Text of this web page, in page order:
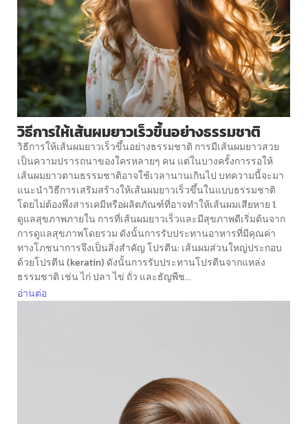
วิธีการให้เส้นผมยาวเร็วขึ้นอย่างธรรมชาติ
วิธีการให้เส้นผมยาวเร็วขึ้นอย่างธรรมชาติ การมีเส้นผมยาวสวย
เป็นความปรารถนาของใครหลายๆ คน แต่ในบางครั้งการรอให้
เส้นผมยาวตามธรรมชาติอาจใช้เวลานานเกินไป บทความนี้จะมา
แนะนำวิธีการเสริมสร้างให้เส้นผมยาวเร็วขึ้นในแบบธรรมชาติ
โดยไม่ต้องพึ่งสารเคมีหรือผลิตภัณฑ์ที่อาจทำให้เส้นผมเสียหาย 1.
ดูแลสุขภาพภายใน การที่เส้นผมยาวเร็วและมีสุขภาพดีเริ่มต้นจาก
การดูแลสุขภาพโดยรวม ดังนั้นการรับประทานอาหารที่มีคุณค่า
ทางโภชนาการจึงเป็นสิ่งสำคัญ โปรตีน: เส้นผมส่วนใหญ่ประกอบ
ด้วยโปรตีน (keratin) ดังนั้นการรับประทานโปรตีนจากแหล่ง
ธรรมชาติ เช่น ไก่ ปลา ไข่ ถั่ว และธัญพืช...
อ่านต่อ